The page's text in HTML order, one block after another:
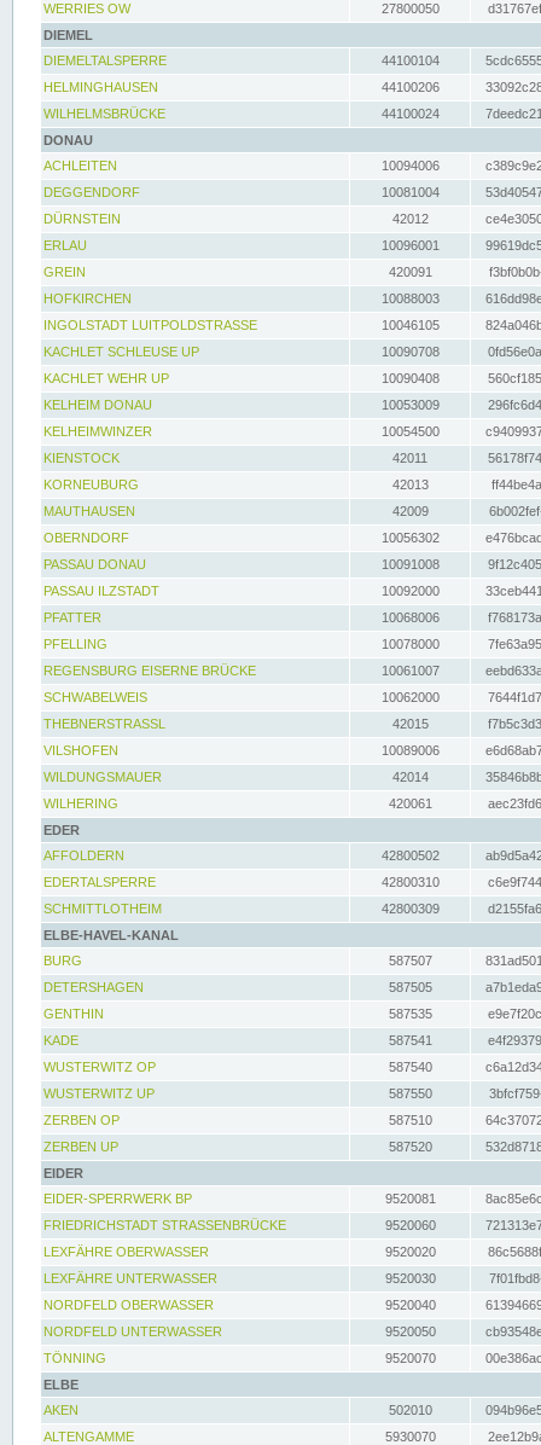
WERRIES OW
27800050
DIEMEL
DIEMELTALSPERRE
44100104
HELMINGHAUSEN
44100206
WILHELMSBRÜCKE
44100024
DONAU
ACHLEITEN
10094006
DEGGENDORF
10081004
DÜRNSTEIN
42012
ERLAU
10096001
GREIN
420091
HOFKIRCHEN
10088003
INGOLSTADT LUITPOLDSTRASSE
10046105
KACHLET SCHLEUSE UP
10090708
KACHLET WEHR UP
10090408
KELHEIM DONAU
10053009
KELHEIMWINZER
10054500
KIENSTOCK
42011
KORNEUBURG
42013
MAUTHAUSEN
42009
OBERNDORF
10056302
PASSAU DONAU
10091008
PASSAU ILZSTADT
10092000
PFATTER
10068006
PFELLING
10078000
REGENSBURG EISERNE BRÜCKE
10061007
SCHWABELWEIS
10062000
THEBNERSTRASSL
42015
VILSHOFEN
10089006
WILDUNGSMAUER
42014
WILHERING
420061
EDER
AFFOLDERN
42800502
EDERTALSPERRE
42800310
SCHMITTLOTHEIM
42800309
ELBE-HAVEL-KANAL
BURG
587507
DETERSHAGEN
587505
GENTHIN
587535
KADE
587541
WUSTERWITZ OP
587540
WUSTERWITZ UP
587550
ZERBEN OP
587510
ZERBEN UP
587520
EIDER
EIDER-SPERRWERK BP
9520081
FRIEDRICHSTADT STRASSENBRÜCKE
9520060
LEXFÄHRE OBERWASSER
9520020
LEXFÄHRE UNTERWASSER
9520030
NORDFELD OBERWASSER
9520040
NORDFELD UNTERWASSER
9520050
TÖNNING
9520070
ELBE
AKEN
502010
ALTENGAMME
5930070